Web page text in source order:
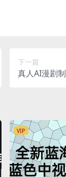
下一篇
真人AI漫剧
VIP